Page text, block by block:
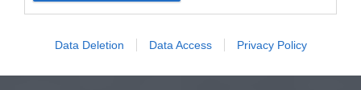
Data Deletion Data Access Privacy Policy